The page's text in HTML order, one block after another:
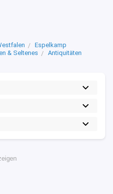
Espelkamp
& Seltenes
Antiquitäten